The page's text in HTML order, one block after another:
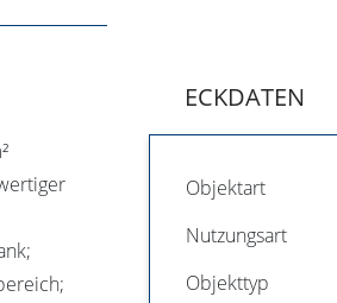
ECKDATEN
Objektart
Nutzungsart
Objekttyp